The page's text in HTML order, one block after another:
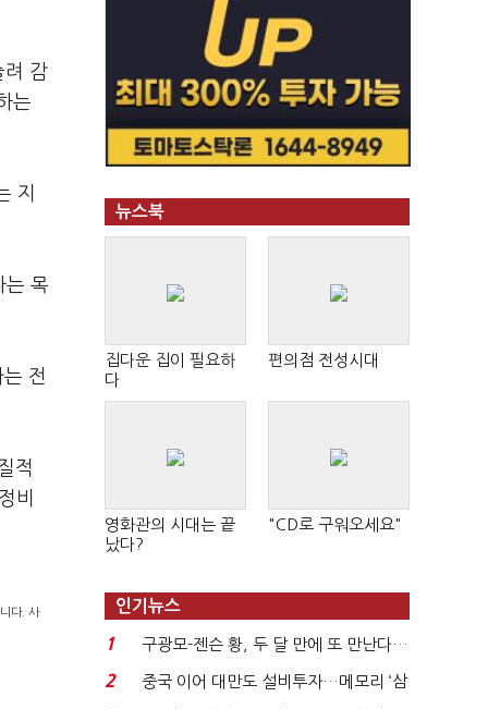
려 감
는
지
는 목
전
적
비
다. 사
뉴스북
집다운 집이 필요하
다
편의점 전성시대
영화관의 시대는 끝
났다?
"CD로 구워오세요"
인기뉴스
1
구광모-젠슨 황, 두 달 만에 또 만난다…
로봇·AI 등 논...
2
중국 이어 대만도 설비투자…메모리 ‘삼